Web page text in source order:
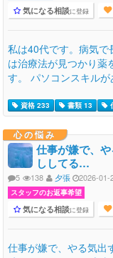
気になる相談に登録
私は40代です。病気で
は治療法が見つかり薬
す。 パソコンスキル
資格 233 書類 13
心の悩み
仕事が嫌で、
ししてる…
5 138 夕張 2026-01-
スタッフのお返事希望
気になる相談に登録
仕事が嫌で、やる気出